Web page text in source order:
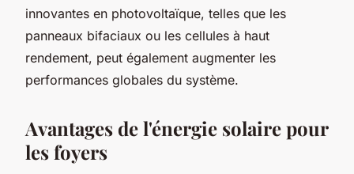
innovantes en photovoltaïque, telles que les
panneaux bifaciaux ou les cellules à haut
rendement, peut également augmenter les
performances globales du système.
Avantages de l'énergie solaire pour
les foyers